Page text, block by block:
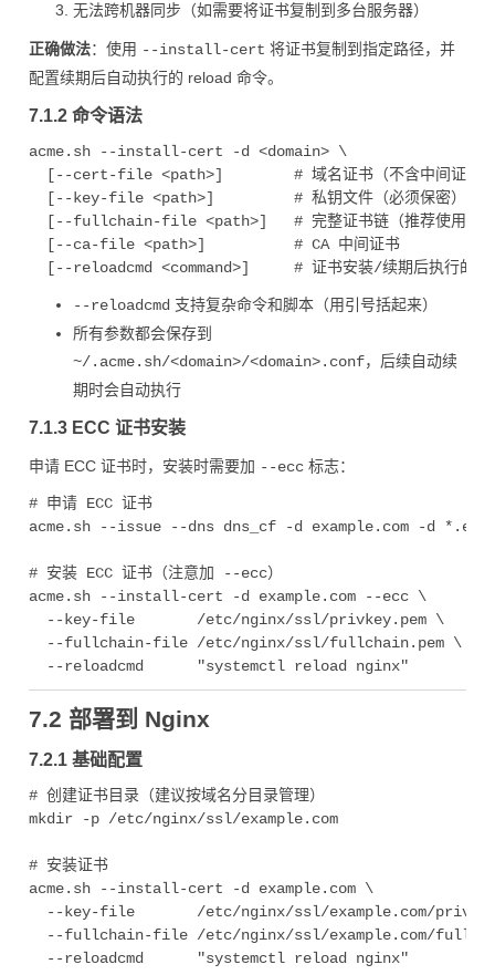
无法跨机器同步（如需要将证书复制到多台服务器）
正确做法：使用 --install-cert 将证书复制到指定路径，并
配置续期后自动执行的 reload 命令。
7.1.2 命令语法
acme.sh --install-cert -d <domain> \
[--cert-file <path>]        # 域名证书（不含中间证书
  [--key-file <path>]         # 私钥文件（必须保密）
[--fullchain-file <path>]   # 完整证书链（推荐使用这
  [--ca-file <path>]          # CA 中间证书
--reloadcmd 支持复杂命令和脚本（用引号括起来）
所有参数都会保存到
~/.acme.sh/<domain>/<domain>.conf，后续自动续
期时会自动执行
7.1.3 ECC 证书安装
申请 ECC 证书时，安装时需要加 --ecc 标志：
# 申请 ECC 证书
acme.sh --issue --dns dns_cf -d example.com -d
# 安装 ECC 证书（注意加 --ecc）
acme.sh --install-cert -d example.com --ecc \
  --key-file       /etc/nginx/ssl/privkey.pem \
  --fullchain-file /etc/nginx/ssl/fullchain.pem \
7.2 部署到 Nginx
7.2.1 基础配置
# 创建证书目录（建议按域名分目录管理）
mkdir -p /etc/nginx/ssl/example.com
# 安装证书
acme.sh --install-cert -d example.com \
--key-file       /etc/nginx/ssl/example.com/
--fullchain-file /etc/nginx/ssl/example.com/